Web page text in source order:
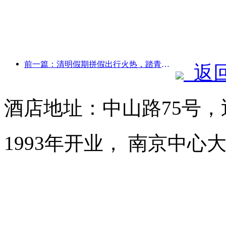
前一篇：清明假期拼假出行火热，踏青赏花带动多城客流增长
返
酒店地址：中山路75号
1993年开业， 南京中